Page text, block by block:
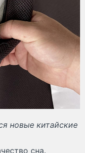
новые китайские
сна.